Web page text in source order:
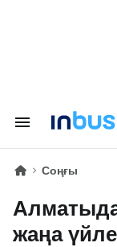
Соңғы
Алматыда
жаңа